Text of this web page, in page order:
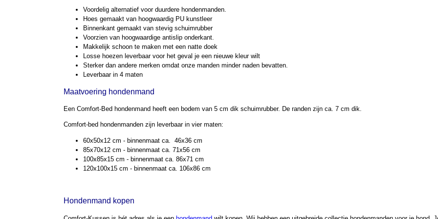
Voordelig alternatief voor duurdere hondenmanden.
Hoes gemaakt van hoogwaardig PU kunstleer
Binnenkant gemaakt van stevig schuimrubber
Voorzien van hoogwaardige antislip onderkant.
Makkelijk schoon te maken met een natte doek
Losse hoezen leverbaar voor het geval je een nieuwe kleur wilt
Sterker dan andere merken omdat onze manden minder naden bevatten.
Leverbaar in 4 maten
Maatvoering hondenmand
Een Comfort-Bed hondenmand heeft een bodem van 5 cm dik schuimrubber. De randen zijn ca. 7 cm dik.
Comfort-bed hondenmanden zijn leverbaar in vier maten:
60x50x12 cm - binnenmaat ca. 46x36 cm
85x70x12 cm - binnenmaat ca. 71x56 cm
100x85x15 cm - binnenmaat ca. 86x71 cm
120x100x15 cm - binnenmaat ca. 106x86 cm
Hondenmand kopen